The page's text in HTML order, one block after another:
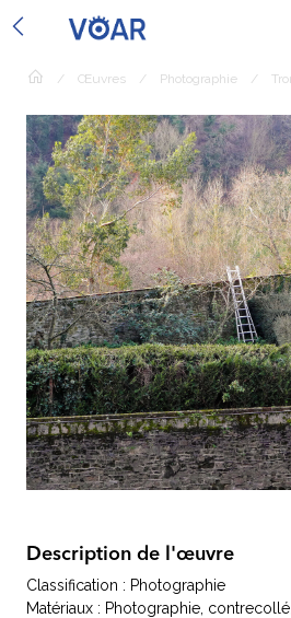
/ Œuvres / Photographie /
Description de l'œuvre
Classification : Photographie
Matériaux : Photographie,